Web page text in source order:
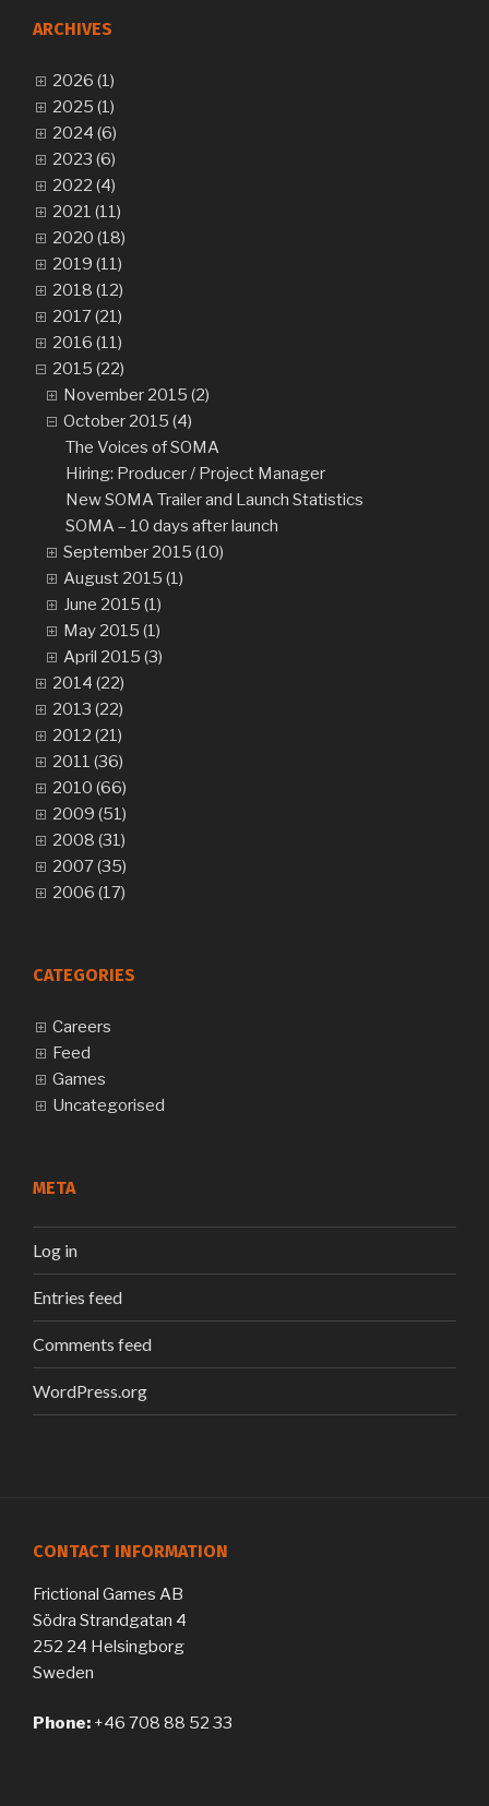
ARCHIVES
2026 (1)
2025 (1)
2024 (6)
2023 (6)
2022 (4)
2021 (11)
2020 (18)
2019 (11)
2018 (12)
2017 (21)
2016 (11)
2015 (22)
November 2015 (2)
October 2015 (4)
The Voices of SOMA
Hiring: Producer / Project Manager
New SOMA Trailer and Launch Statistics
SOMA – 10 days after launch
September 2015 (10)
August 2015 (1)
June 2015 (1)
May 2015 (1)
April 2015 (3)
2014 (22)
2013 (22)
2012 (21)
2011 (36)
2010 (66)
2009 (51)
2008 (31)
2007 (35)
2006 (17)
CATEGORIES
Careers
Feed
Games
Uncategorised
META
Log in
Entries feed
Comments feed
WordPress.org
CONTACT INFORMATION
Frictional Games AB
Södra Strandgatan 4
252 24 Helsingborg
Sweden
Phone: +46 708 88 52 33